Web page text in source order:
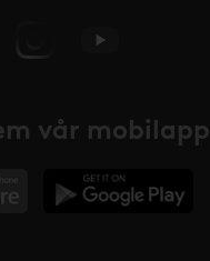
vår mobilapp